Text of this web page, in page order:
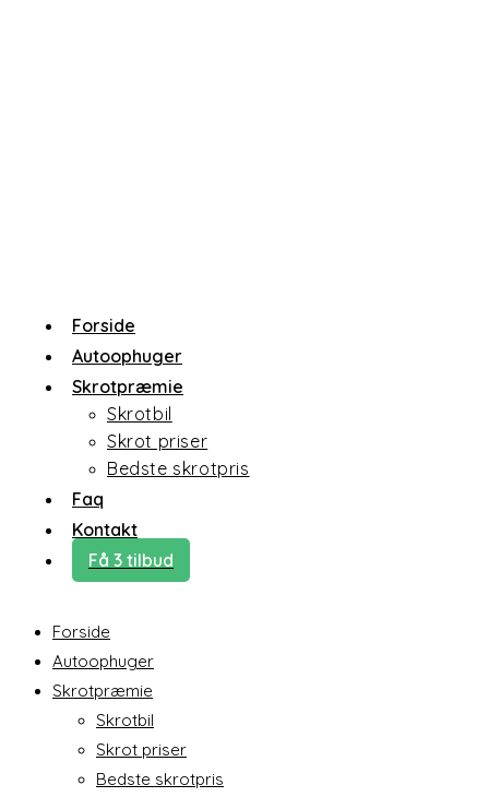
Forside
Autoophuger
Skrotpræmie
Skrotbil
Skrot priser
Bedste skrotpris
Faq
Kontakt
Få 3 tilbud
Forside
Autoophuger
Skrotpræmie
Skrotbil
Skrot priser
Bedste skrotpris